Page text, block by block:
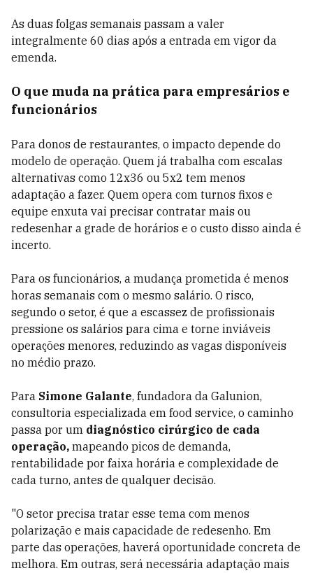
As duas folgas semanais passam a valer
integralmente 60 dias após a entrada em vigor da
emenda.
O que muda na prática para empresários e
funcionários
Para donos de restaurantes, o impacto depende do
modelo de operação. Quem já trabalha com escalas
alternativas como 12x36 ou 5x2 tem menos
adaptação a fazer. Quem opera com turnos fixos e
equipe enxuta vai precisar contratar mais ou
redesenhar a grade de horários e o custo disso ainda é
incerto.
Para os funcionários, a mudança prometida é menos
horas semanais com o mesmo salário. O risco,
segundo o setor, é que a escassez de profissionais
pressione os salários para cima e torne inviáveis
operações menores, reduzindo as vagas disponíveis
no médio prazo.
Para Simone Galante, fundadora da Galunion,
consultoria especializada em food service, o caminho
passa por um diagnóstico cirúrgico de cada
operação, mapeando picos de demanda,
rentabilidade por faixa horária e complexidade de
cada turno, antes de qualquer decisão.
"O setor precisa tratar esse tema com menos
polarização e mais capacidade de redesenho. Em
parte das operações, haverá oportunidade concreta de
melhora. Em outras, será necessária adaptação mais